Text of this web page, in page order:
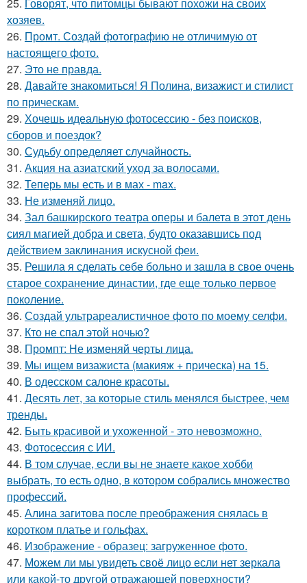
хозяев.
26. Промт. Создай фотографию не отличимую от
настоящего фото.
27. Это не правда.
28. Давайте знакомиться! Я Полина, визажист и стилист
по прическам.
29. Хочешь идеальную фотосессию - без поисков,
сборов и поездок?
30. Судьбу определяет случайность.
31. Акция на азиатский уход за волосами.
32. Теперь мы есть и в мах - max.
33. Не изменяй лицо.
34. Зал башкирского театра оперы и балета в этот день
сиял магией добра и света, будто оказавшись под
действием заклинания искусной феи.
35. Решила я сделать себе больно и зашла в свое очень
старое сохранение династии, где еще только первое
поколение.
36. Создай ультрареалистичное фото по моему селфи.
37. Кто не спал этой ночью?
38. Промпт: Не изменяй черты лица.
39. Мы ищем визажиста (макияж + прическа) на 15.
40. В одесском салоне красоты.
41. Десять лет, за которые стиль менялся быстрее, чем
тренды.
42. Быть красивой и ухоженной - это невозможно.
43. Фотосессия с ИИ.
44. В том случае, если вы не знаете какое хобби
выбрать, то есть одно, в котором собрались множество
профессий.
45. Алина загитова после преображения снялась в
коротком платье и гольфах.
46. Изображение - образец: загруженное фото.
47. Можем ли мы увидеть своё лицо если нет зеркала
или какой-то другой отражающей поверхности?